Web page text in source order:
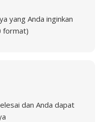
yang Anda inginkan
format)
dan Anda dapat